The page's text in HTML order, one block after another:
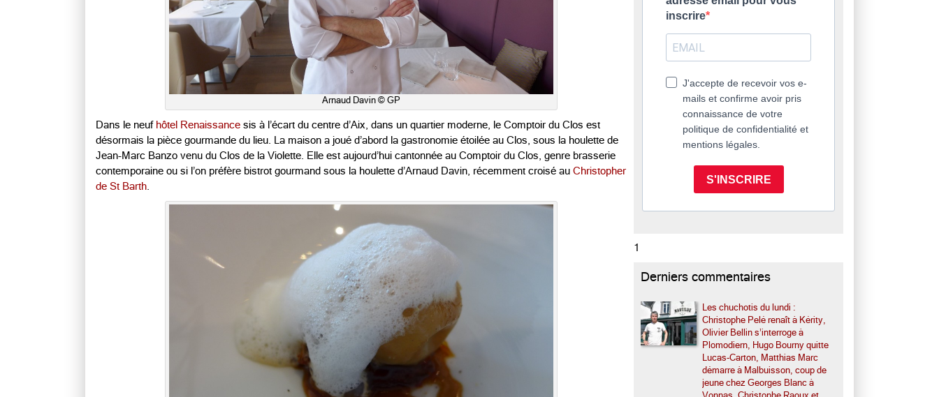
Arnaud Davin © GP
Dans le neuf hôtel Renaissance sis à l’écart du centre d’Aix, dans un quartier moderne, le Comptoir du Clos est
désormais la pièce gourmande du lieu. La maison a joué d’abord la gastronomie étoilée au Clos, sous la houlette de
Jean-Marc Banzo venu du Clos de la Violette. Elle est aujourd’hui cantonnée au Comptoir du Clos, genre brasserie
contemporaine ou si l’on préfère bistrot gourmand sous la houlette d’Arnaud Davin, récemment croisé au Christopher
de St Barth.
inscrire
J'accepte de recevoir vos e-
mails et confirme avoir pris
connaissance de votre
politique de confidentialité et
mentions légales.
S'INSCRIRE
1
Derniers commentaires
Les chuchotis du lundi :
Christophe Pelé renaît à Kérity,
Olivier Bellin s’interroge à
Plomodiern, Hugo Bourny quitte
Lucas-Carton, Matthias Marc
démarre à Malbuisson, coup de
jeune chez Georges Blanc à